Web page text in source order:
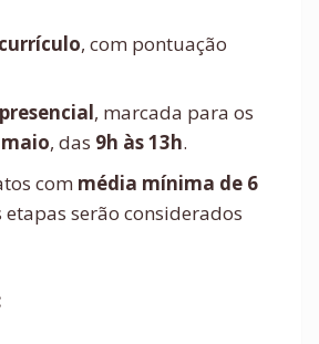
, com pontuação
, marcada para os
maio, das 9h às 13h.
com média mínima de 6
etapas serão considerados